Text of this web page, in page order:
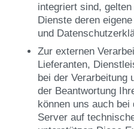
integriert sind,
Dienste deren
und
Zur externen
Lieferanten,
bei der Verarbeitung
der Beantwortung
können uns auch
Server auf